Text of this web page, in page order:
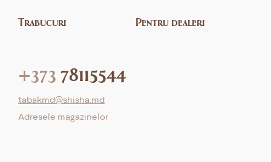
Trabucuri Pentru dealeri
+373 78115544
tabakmd@shisha.md
Adresele magazinelor